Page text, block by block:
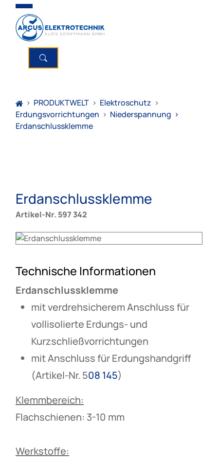
> PRODUKTWELT > Elektroschutz >
Erdungsvorrichtungen > Niederspannung >
Erdanschlussklemme
Erdanschlussklemme
Artikel-Nr. 597 342
Technische Informationen
Erdanschlussklemme
mit verdrehsicherem Anschluss für
vollisolierte Erdungs- und
Kurzschließvorrichtungen
mit Anschluss für Erdungshandgriff
(Artikel-Nr. 508 145)
Klemmbereich:
Flachschienen: 3-10 mm
Werkstoffe: